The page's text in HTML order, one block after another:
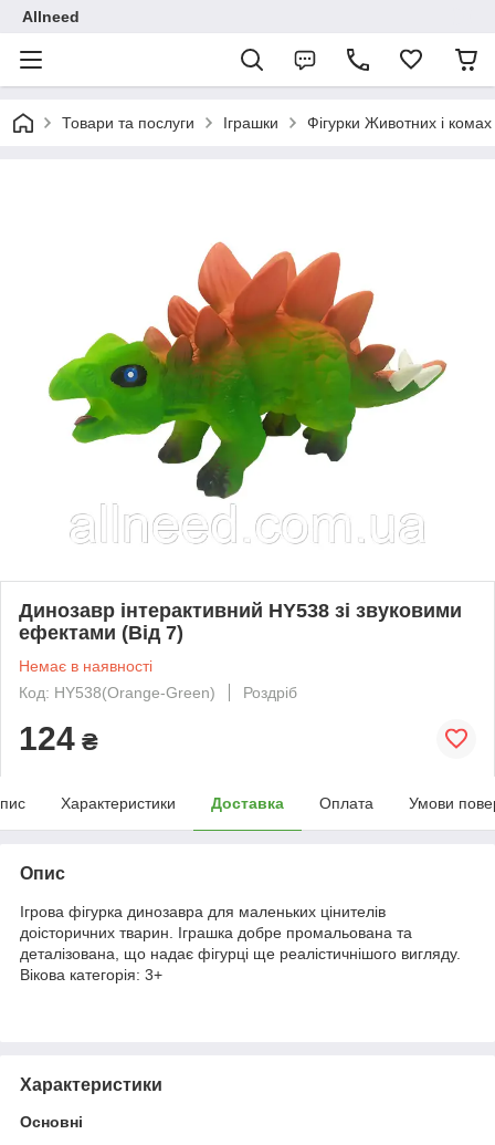
Allneed
Товари та послуги Іграшки Фігурки Животних і комах
Динозавр інтерактивний HY538 зі звуковими
ефектами (Від 7)
Немає в наявності
Код: HY538(Orange-Green)
Роздріб
124 ₴
Характеристики Доставка Оплата Умови
Опис
Ігрова фігурка динозавра для маленьких цінителів
доісторичних тварин. Іграшка добре промальована та
деталізована, що надає фігурці ще реалістичнішого вигляду.
Вікова категорія: 3+
Характеристики
Основні